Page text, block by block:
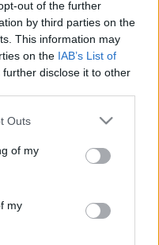
out of the further
by third parties on the
This information may
on the IAB’s List of
further disclose it to other
one or more Google
You may click to
its third-party tags to
in below Google
Outs
of my
my
ágyi poloska